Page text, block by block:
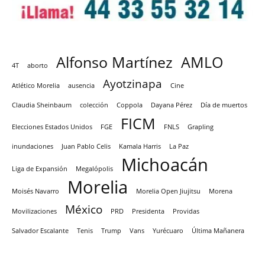
4T aborto Alfonso Martínez AMLO
Atlético Morelia ausencia Ayotzinapa Cine
Claudia Sheinbaum colección Coppola Dayana Pérez Día de muertos
Elecciones Estados Unidos FGE FICM FNLS Grapling
inundaciones Juan Pablo Celis Kamala Harris La Paz
Liga de Expansión Megalópolis Michoacán
Moisés Navarro Morelia Morelia Open Jiujitsu Morena
Movilizaciones México PRD Presidenta Providas
Salvador Escalante Tenis Trump Vans Yurécuaro Última Mañanera